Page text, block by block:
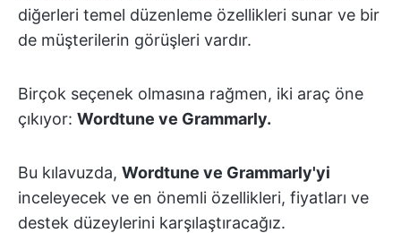
diğerleri temel düzenleme özellikleri sunar ve bir
de müşterilerin görüşleri vardır.
Birçok seçenek olmasına rağmen, iki araç öne
çıkıyor: Wordtune ve Grammarly.
Bu kılavuzda, Wordtune ve Grammarly'yi
inceleyecek ve en önemli özellikleri, fiyatları ve
destek düzeylerini karşılaştıracağız.